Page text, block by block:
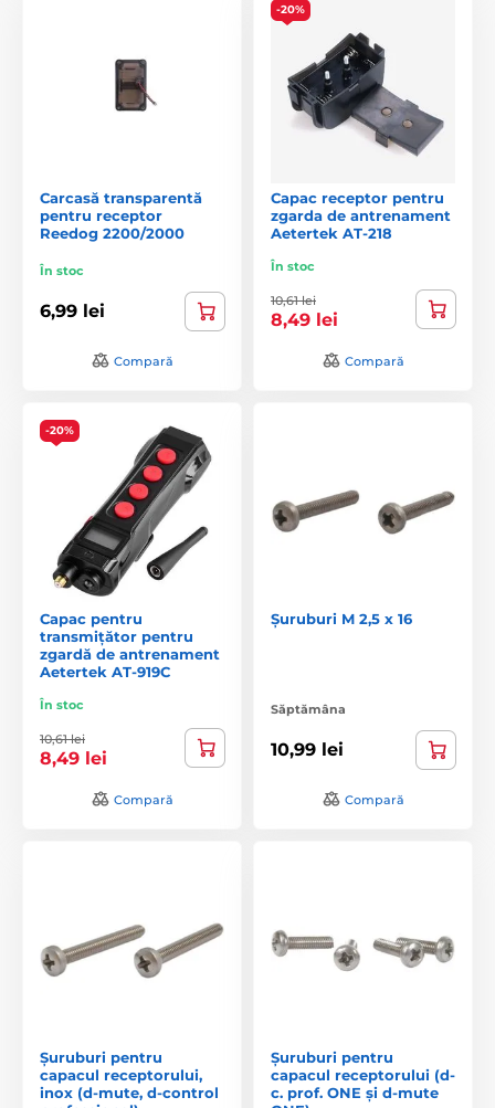
Carcasă transparentă
pentru receptor
Reedog 2200/2000
În stoc
6,99 lei
Compară
-20%
Capac receptor pentru
zgarda de antrenament
Aetertek AT-218
În stoc
10,61 lei
8,49 lei
Compară
-20%
Capac pentru
transmițător pentru
zgardă de antrenament
Aetertek AT-919C
În stoc
10,61 lei
8,49 lei
Compară
Șuruburi M 2,5 x 16
Săptămâna
10,99 lei
Compară
Șuruburi pentru
capacul receptorului,
inox (d-mute, d-control
Șuruburi pentru
capacul receptorului (d-
c. prof. ONE și d-mute